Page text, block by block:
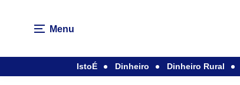
Menu
IstoÉ Dinheiro Dinheiro Rural